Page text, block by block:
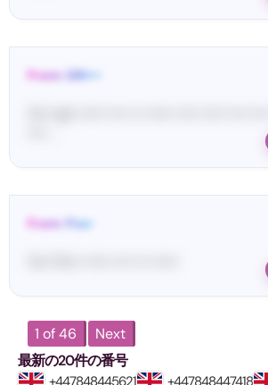
From: GRI•••
From: Pos•
1 of 46
Next
最新の20件の番号
+447848445621 +447848447418